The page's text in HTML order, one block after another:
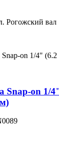
Рогожский вал
Snap-on 1/